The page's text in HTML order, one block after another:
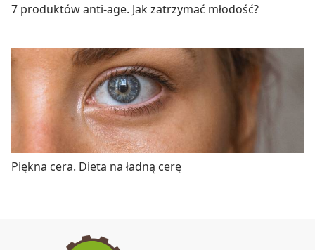
7 produktów anti-age. Jak zatrzymać młodość?
Piękna cera. Dieta na ładną cerę